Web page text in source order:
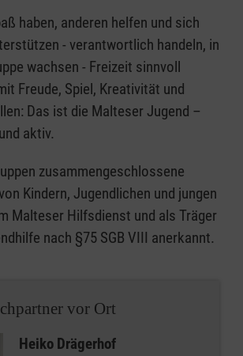
haben, anderen helfen und sich
- verantwortlich handeln, in
wachsen - Freizeit sinnvoll
Freude, Spiel, Kreativität und
Das ist die Malteser Jugend –
aktiv.
zusammengeschlossene
Kindern, Jugendlichen und jungen
Malteser Hilfsdienst und als Träger
nach §75 SGB VIII anerkannt.
vor Ort
Heiko Drägerhof